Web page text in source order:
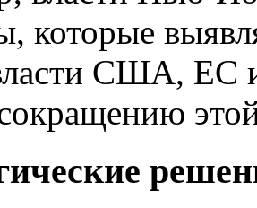
которые
США, ЕС